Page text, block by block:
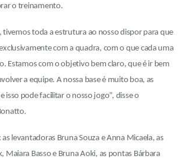
o treinamento.
tivemos toda a estrutura ao nosso dispor para que
com a quadra, com o que cada uma
Estamos com o objetivo bem claro, que é ir bem
a equipe. A nossa base é muito boa, as
isso pode facilitar o nosso jogo”, disse o
levantadoras Bruna Souza e Anna Micaela, as
Maiara Basso e Bruna Aoki, as pontas Bárbara